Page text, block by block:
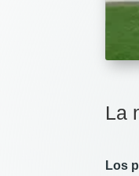
La
Los